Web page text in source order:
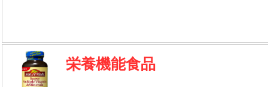
栄養機能食品